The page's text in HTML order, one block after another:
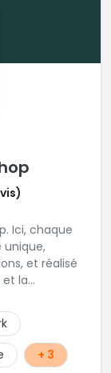
Ici, chaque
et réalisé
et la
gamme
variées
nous
d’horizons
+ 3